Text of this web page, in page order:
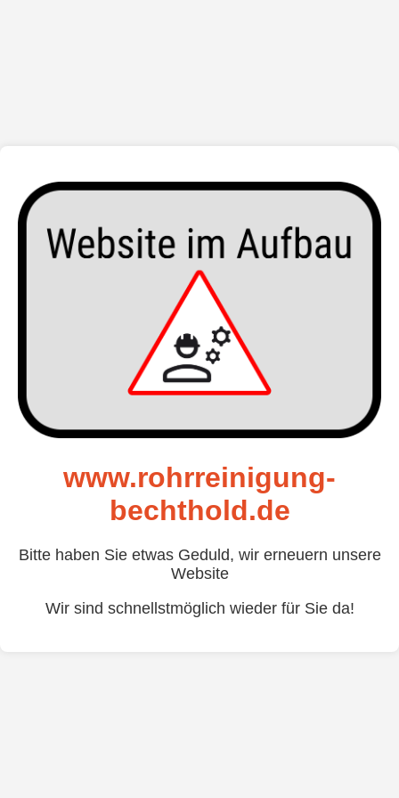
www.rohrreinigung-
bechthold.de
Bitte haben Sie etwas Geduld, wir erneuern unsere
Website
Wir sind schnellstmöglich wieder für Sie da!